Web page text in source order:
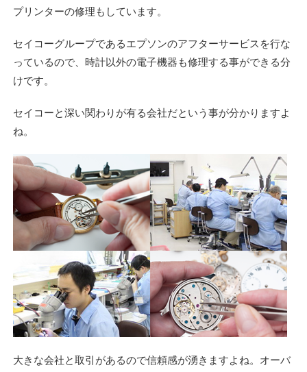
プリンターの修理もしています。
セイコーグループであるエプソンのアフターサービスを行な
っているので、時計以外の電子機器も修理する事ができる分
けです。
セイコーと深い関わりが有る会社だという事が分かりますよ
ね。
大きな会社と取引があるので信頼感が湧きますよね。オーバ